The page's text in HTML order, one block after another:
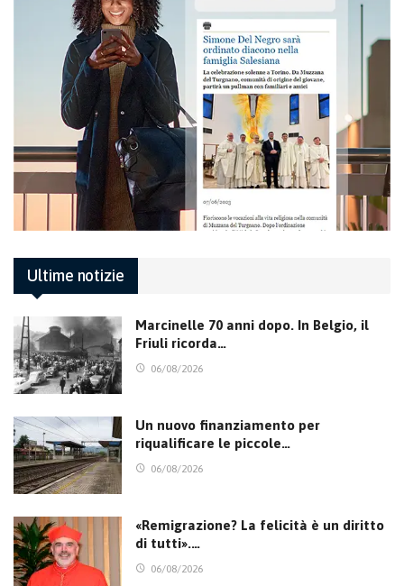
Ultime notizie
Marcinelle 70 anni dopo. In Belgio, il
Friuli ricorda…
06/08/2026
Un nuovo finanziamento per
riqualificare le piccole…
06/08/2026
«Remigrazione? La felicità è un diritto
di tutti».…
06/08/2026